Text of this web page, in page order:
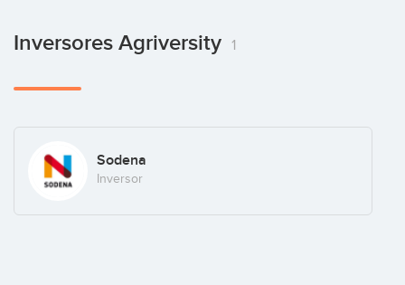
Inversores Agriversity 1
Sodena
Inversor